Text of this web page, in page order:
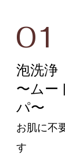
01
泡洗浄
〜ムー
パ〜
お肌に不
す